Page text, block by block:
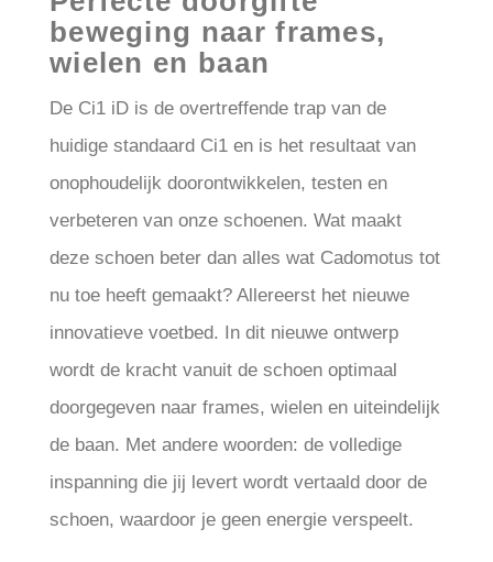
beweging naar frames,
wielen en baan
De Ci1 iD is de overtreffende trap van de
huidige standaard Ci1 en is het resultaat van
onophoudelijk doorontwikkelen, testen en
verbeteren van onze schoenen. Wat maakt
deze schoen beter dan alles wat Cadomotus tot
nu toe heeft gemaakt? Allereerst het nieuwe
innovatieve voetbed. In dit nieuwe ontwerp
wordt de kracht vanuit de schoen optimaal
doorgegeven naar frames, wielen en uiteindelijk
de baan. Met andere woorden: de volledige
inspanning die jij levert wordt vertaald door de
schoen, waardoor je geen energie verspeelt.